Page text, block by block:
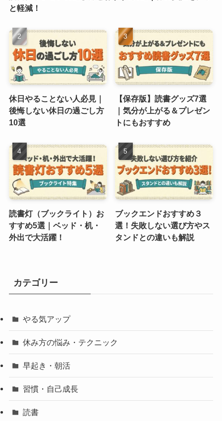
と軽減！
休日やることない人必見｜
後悔しない休日の過ごし方
10選
【保存版】読書グッズ7選
｜気分が上がる＆プレゼン
トにもおすすめ
読書灯（ブックライト）お
すすめ5選｜ベッド・机・
外出で大活躍！
ブックエンドおすすめ３
選！失敗しない選び方やス
タンドとの違いも解説
カテゴリー
やる気アップ
休み方の悩み・テクニック
早起き・朝活
習慣・自己成長
読書